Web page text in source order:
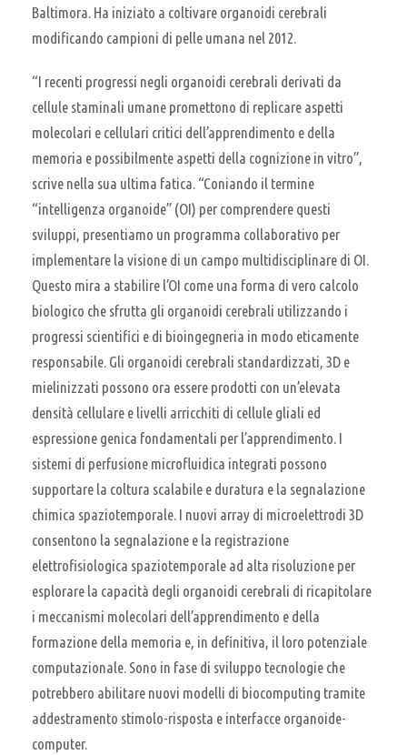
Baltimora. Ha iniziato a coltivare organoidi cerebrali
modificando campioni di pelle umana nel 2012.
“I recenti progressi negli organoidi cerebrali derivati ​​da
cellule staminali umane promettono di replicare aspetti
molecolari e cellulari critici dell’apprendimento e della
memoria e possibilmente aspetti della cognizione in vitro”,
scrive nella sua ultima fatica. “Coniando il termine
“intelligenza organoide” (OI) per comprendere questi
sviluppi, presentiamo un programma collaborativo per
implementare la visione di un campo multidisciplinare di OI.
Questo mira a stabilire l’OI come una forma di vero calcolo
biologico che sfrutta gli organoidi cerebrali utilizzando i
progressi scientifici e di bioingegneria in modo eticamente
responsabile. Gli organoidi cerebrali standardizzati, 3D e
mielinizzati possono ora essere prodotti con un’elevata
densità cellulare e livelli arricchiti di cellule gliali ed
espressione genica fondamentali per l’apprendimento. I
sistemi di perfusione microfluidica integrati possono
supportare la coltura scalabile e duratura e la segnalazione
chimica spaziotemporale. I nuovi array di microelettrodi 3D
consentono la segnalazione e la registrazione
elettrofisiologica spaziotemporale ad alta risoluzione per
esplorare la capacità degli organoidi cerebrali di ricapitolare
i meccanismi molecolari dell’apprendimento e della
formazione della memoria e, in definitiva, il loro potenziale
computazionale. Sono in fase di sviluppo tecnologie che
potrebbero abilitare nuovi modelli di biocomputing tramite
addestramento stimolo-risposta e interfacce organoide-
computer.